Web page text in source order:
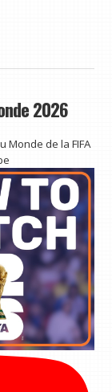
2026
Monde de la FIFA